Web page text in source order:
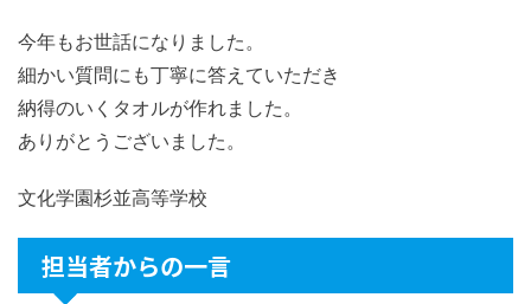
今年もお世話になりました。
細かい質問にも丁寧に答えていただき
納得のいくタオルが作れました。
ありがとうございました。
文化学園杉並高等学校
担当者からの一言